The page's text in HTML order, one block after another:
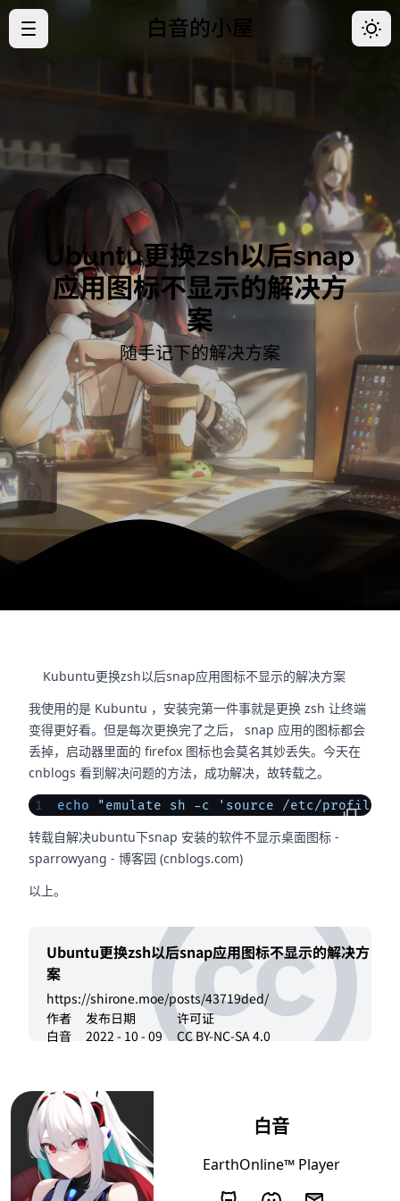
白音的小屋
· 关于
开往
Ubuntu更换zsh以后snap
应用图标不显示的解决方
案
随手记下的解决方案
Kubuntu更换zsh以后snap应用图标不显示的解决方案
我使用的是 Kubuntu ，安装完第一件事就是更换 zsh 让终端
变得更好看。但是每次更换完了之后， snap 应用的图标都会
丢掉，启动器里面的 firefox 图标也会莫名其妙丢失。今天在
cnblogs 看到解决问题的方法，成功解决，故转载之。
echo "emulate sh -c 'source /etc/
转载自解决ubuntu下snap 安装的软件不显示桌面图标 -
sparrowyang - 博客园 (cnblogs.com)
以上。
Ubuntu更换zsh以后snap应用图标不显示的解决方
案
https://shirone.moe/posts/43719ded/
作者
白音
发布日期
2022 - 10 - 09
许可证
CC BY-NC-SA 4.0
白音
EarthOnline™ Player